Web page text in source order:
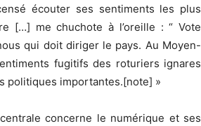
écouter ses sentiments les plus
[…] me chuchote à l’oreille : “ Vote
qui doit diriger le pays. Au Moyen-
fugitifs des roturiers ignares
politiques importantes.[note] »
concerne le numérique et ses